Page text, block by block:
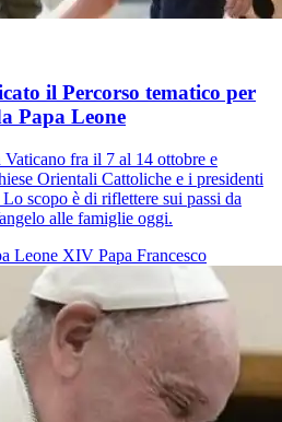
il Percorso tematico per
Papa Leone
fra il 7 al 14 ottobre e
Orientali Cattoliche e i presidenti
scopo è di riflettere sui passi da
alle famiglie oggi.
Leone XIV Papa Francesco